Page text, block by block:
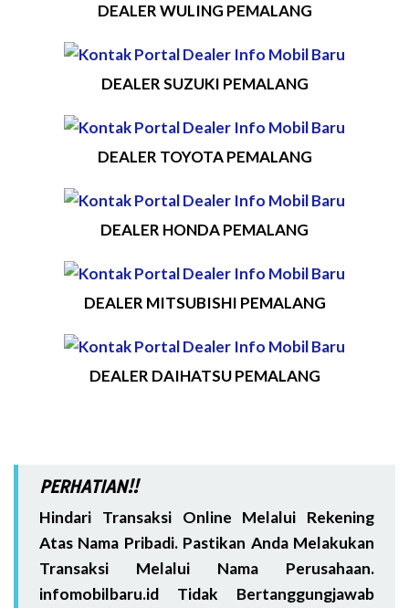
DEALER WULING PEMALANG
DEALER SUZUKI PEMALANG
DEALER TOYOTA PEMALANG
DEALER HONDA PEMALANG
DEALER MITSUBISHI PEMALANG
DEALER DAIHATSU PEMALANG
PERHATIAN!!
Hindari Transaksi Online Melalui Rekening
Atas Nama Pribadi. Pastikan Anda Melakukan
Transaksi Melalui Nama Perusahaan.
infomobilbaru.id Tidak Bertanggungjawab